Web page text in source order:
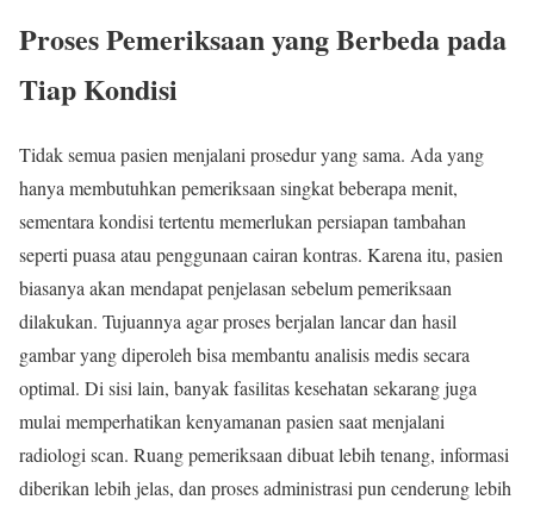
Proses Pemeriksaan yang Berbeda pada
Tiap Kondisi
Tidak semua pasien menjalani prosedur yang sama. Ada yang
hanya membutuhkan pemeriksaan singkat beberapa menit,
sementara kondisi tertentu memerlukan persiapan tambahan
seperti puasa atau penggunaan cairan kontras. Karena itu, pasien
biasanya akan mendapat penjelasan sebelum pemeriksaan
dilakukan. Tujuannya agar proses berjalan lancar dan hasil
gambar yang diperoleh bisa membantu analisis medis secara
optimal. Di sisi lain, banyak fasilitas kesehatan sekarang juga
mulai memperhatikan kenyamanan pasien saat menjalani
radiologi scan. Ruang pemeriksaan dibuat lebih tenang, informasi
diberikan lebih jelas, dan proses administrasi pun cenderung lebih